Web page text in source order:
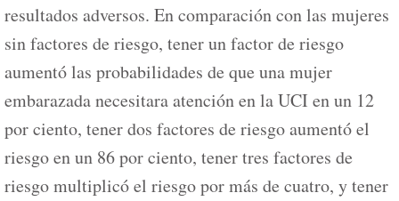
resultados adversos. En comparación con las mujeres
sin factores de riesgo, tener un factor de riesgo
aumentó las probabilidades de que una mujer
embarazada necesitara atención en la UCI en un 12
por ciento, tener dos factores de riesgo aumentó el
riesgo en un 86 por ciento, tener tres factores de
riesgo multiplicó el riesgo por más de cuatro, y tener